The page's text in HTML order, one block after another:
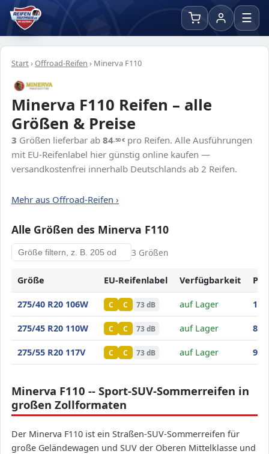
☰
Start›Offroad-Reifen › Minerva F110
Minerva F110 Reifen – alle
Größen & Preise
3 Größen lieferbar ab 84,50€ pro Reifen. Alle Ausführungen
mit EU-Reifenlabel hier günstig online kaufen —
versandkostenfrei innerhalb Deutschlands ab 2 Reifen.
Mehr aus Offroad-Reifen ›
Alle Größen des Minerva F110
3 Größen
Größe EU-Reifenlabel Verfügbarkeit
Minerva F110
275/40 R20 106W C C 73 dB auf Lager 104
Minerva F110
275/45 R20 110W C C 73 dB auf Lager 84
Minerva F110
275/55 R20 117V C C 73 dB auf Lager 91
Minerva F110 -- Sport-SUV-Sommerreifen in
großen Zollformaten
Der Minerva F110 ist ein Straßen-SUV-Sommerreifen für
große Geländewagen und SUV der Oberen Mittelklasse und